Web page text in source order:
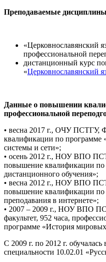
Преподаваемые
«Церковнославянский
профессиональной
дистанционный курс
«Церковнославянский
Данные о повышении
профессиональной
• весна 2017 г., ОЧУ ПСТГУ,
квалификации по
системы и сети»;
• осень 2012 г., НОУ ВПО
повышение квалификации по
дистанционного обучения»;
• весна 2012 г., НОУ ВПО
повышение квалификации по
преподавания в интернете»;
• 2007 – 2009 г., НОУ ВПО
факультет, 952 часа,
программе «История
С 2009 г. по 2012 г.
специальности 10.02.01